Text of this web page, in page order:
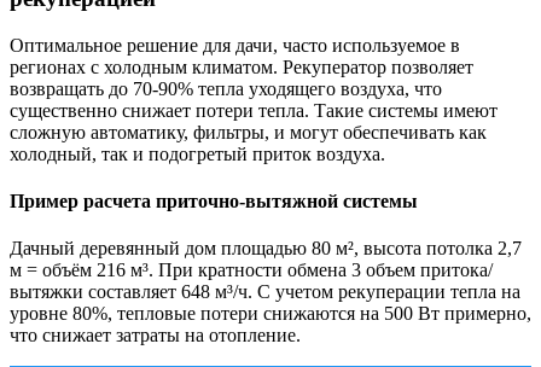
Оптимальное решение для дачи, часто используемое в
регионах с холодным климатом. Рекуператор позволяет
возвращать до 70-90% тепла уходящего воздуха, что
существенно снижает потери тепла. Такие системы имеют
сложную автоматику, фильтры, и могут обеспечивать как
холодный, так и подогретый приток воздуха.
Пример расчета приточно-вытяжной системы
Дачный деревянный дом площадью 80 м², высота потолка 2,7
м = объём 216 м³. При кратности обмена 3 объем притока/
вытяжки составляет 648 м³/ч. С учетом рекуперации тепла на
уровне 80%, тепловые потери снижаются на 500 Вт примерно,
что снижает затраты на отопление.